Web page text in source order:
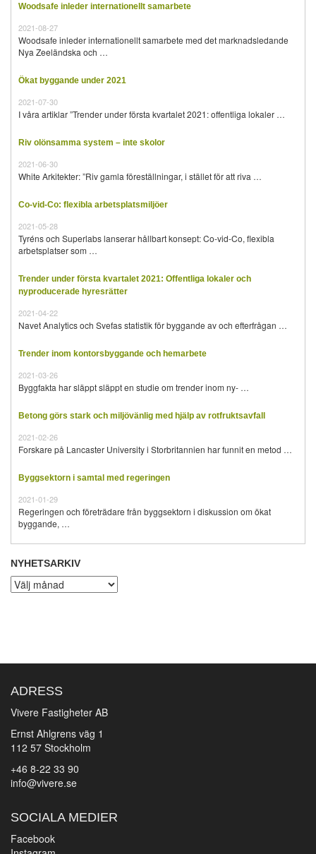
Woodsafe inleder internationellt samarbete
2021-08-27
Woodsafe inleder internationellt samarbete med det marknadsledande
Nya Zeeländska och …
Ökat byggande under 2021
2021-07-30
I våra artiklar ”Trender under första kvartalet 2021: offentliga lokaler …
Riv olönsamma system – inte skolor
2021-06-30
White Arkitekter: ”Riv gamla föreställningar, i stället för att riva …
Co-vid-Co: flexibla arbetsplatsmiljöer
2021-05-28
Tyréns och Superlabs lanserar hållbart konsept: Co-vid-Co, flexibla
arbetsplatser som …
Trender under första kvartalet 2021: Offentliga lokaler och
nyproducerade hyresrätter
2021-04-22
Navet Analytics och Svefas statistik för byggande av och efterfrågan …
Trender inom kontorsbyggande och hemarbete
2021-03-26
Byggfakta har släppt släppt en studie om trender inom ny- …
Betong görs stark och miljövänlig med hjälp av rotfruktsavfall
2021-02-26
Forskare på Lancaster University i Storbritannien har funnit en metod …
Byggsektorn i samtal med regeringen
2021-01-29
Regeringen och företrädare från byggsektorn i diskussion om ökat
byggande, …
NYHETSARKIV
Nyhetsarkiv
ADRESS
Vivere Fastigheter AB
Ernst Ahlgrens väg 1
112 57 Stockholm
+46 8-22 33 90
info@vivere.se
SOCIALA MEDIER
Facebook